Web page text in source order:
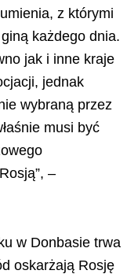
z którymi
każdego dnia.
jak i inne kraje
jednak
wybraną przez
musi być
–
w Donbasie trwa
oskarżają Rosję